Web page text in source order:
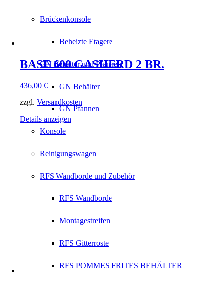
Brückenkonsole
Beheizte Etagere
GN Behälter und Pfannen
GN Behälter
GN Pfannen
Konsole
Reinigungswagen
RFS Wandborde und Zubehör
RFS Wandborde
Montagestreifen
RFS Gitterroste
RFS POMMES FRITES BEHÄLTER
BASE 600 GASHERD 2 BR.
436,00 €
zzgl. Versandkosten
Details anzeigen